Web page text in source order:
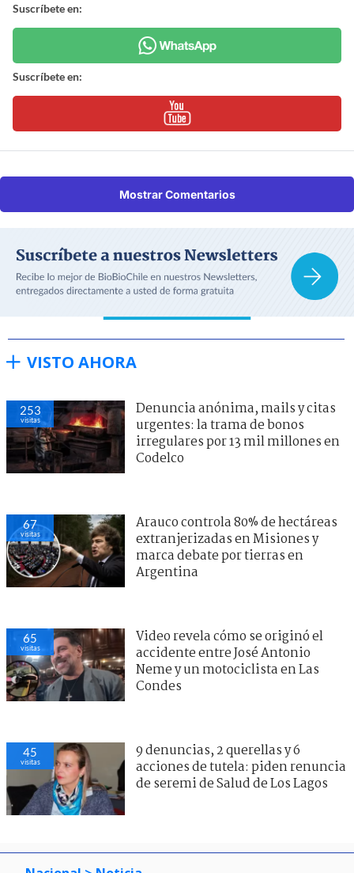
Suscríbete en:
Suscríbete en:
Mostrar Comentarios
VISTO AHORA
253
visitas
Denuncia anónima, mails y citas
urgentes: la trama de bonos
irregulares por 13 mil millones en
Codelco
67
visitas
Arauco controla 80% de hectáreas
extranjerizadas en Misiones y
marca debate por tierras en
Argentina
65
visitas
Video revela cómo se originó el
accidente entre José Antonio
Neme y un motociclista en Las
Condes
45
visitas
9 denuncias, 2 querellas y 6
acciones de tutela: piden renuncia
de seremi de Salud de Los Lagos